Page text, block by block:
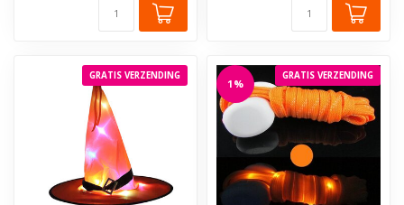
GRATIS VERZENDING GRATIS VERZENDING
1%